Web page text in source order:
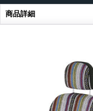
商品詳細